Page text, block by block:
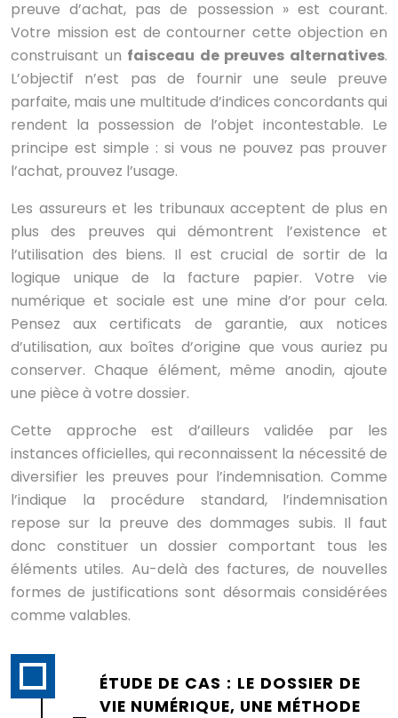
preuve d’achat, pas de possession » est courant.
Votre mission est de contourner cette objection en
construisant un faisceau de preuves alternatives.
L’objectif n’est pas de fournir une seule preuve
parfaite, mais une multitude d’indices concordants qui
rendent la possession de l’objet incontestable. Le
principe est simple : si vous ne pouvez pas prouver
l’achat, prouvez l’usage.
Les assureurs et les tribunaux acceptent de plus en
plus des preuves qui démontrent l’existence et
l’utilisation des biens. Il est crucial de sortir de la
logique unique de la facture papier. Votre vie
numérique et sociale est une mine d’or pour cela.
Pensez aux certificats de garantie, aux notices
d’utilisation, aux boîtes d’origine que vous auriez pu
conserver. Chaque élément, même anodin, ajoute
une pièce à votre dossier.
Cette approche est d’ailleurs validée par les
instances officielles, qui reconnaissent la nécessité de
diversifier les preuves pour l’indemnisation. Comme
l’indique la procédure standard, l’indemnisation
repose sur la preuve des dommages subis. Il faut
donc constituer un dossier comportant tous les
éléments utiles. Au-delà des factures, de nouvelles
formes de justifications sont désormais considérées
comme valables.
ÉTUDE DE CAS : LE DOSSIER DE
VIE NUMÉRIQUE, UNE MÉTHODE